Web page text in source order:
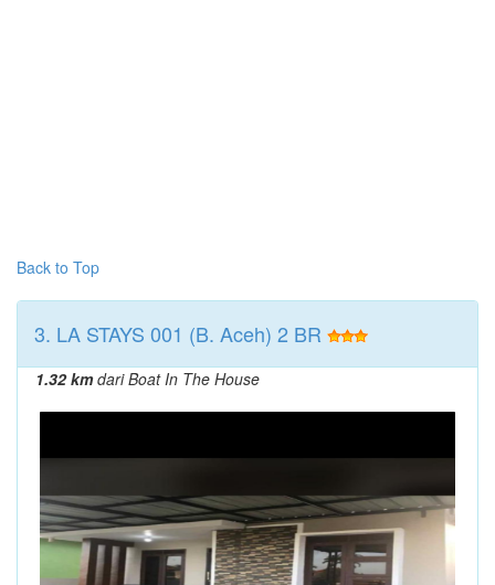
Back to Top
3. LA STAYS 001 (B. Aceh) 2 BR
1.32 kmdari Boat In The House